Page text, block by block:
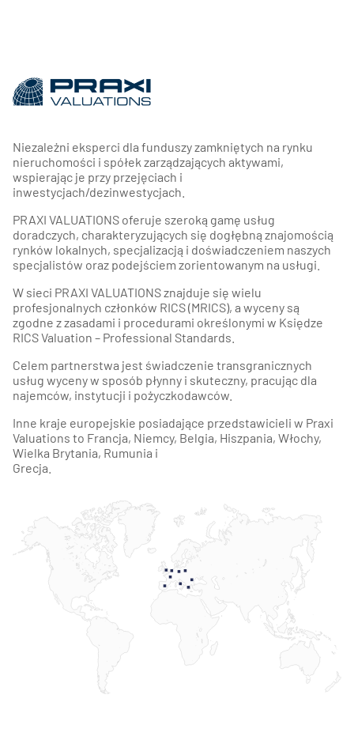
Niezależni eksperci dla funduszy zamkniętych na rynku
nieruchomości i spółek zarządzających aktywami,
wspierając je przy przejęciach i
inwestycjach/dezinwestycjach.
PRAXI VALUATIONS oferuje szeroką gamę usług
doradczych, charakteryzujących się dogłębną znajomością
rynków lokalnych, specjalizacją i doświadczeniem naszych
specjalistów oraz podejściem zorientowanym na usługi.
W sieci PRAXI VALUATIONS znajduje się wielu
profesjonalnych członków RICS (MRICS), a wyceny są
zgodne z zasadami i procedurami określonymi w Księdze
RICS Valuation – Professional Standards.
Celem partnerstwa jest świadczenie transgranicznych
usług wyceny w sposób płynny i skuteczny, pracując dla
najemców, instytucji i pożyczkodawców.
Inne kraje europejskie posiadające przedstawicieli w Praxi
Valuations to Francja, Niemcy, Belgia, Hiszpania, Włochy,
Wielka Brytania, Rumunia i
Grecja.